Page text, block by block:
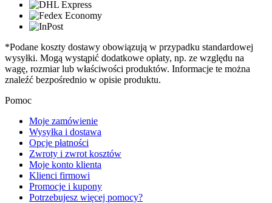
*Podane koszty dostawy obowiązują w przypadku standardowej
wysyłki. Mogą wystąpić dodatkowe opłaty, np. ze względu na
wagę, rozmiar lub właściwości produktów. Informacje te można
znaleźć bezpośrednio w opisie produktu.
Pomoc
Moje zamówienie
Wysyłka i dostawa
Opcje płatności
Zwroty i zwrot kosztów
Moje konto klienta
Klienci firmowi
Promocje i kupony
Potrzebujesz więcej pomocy?